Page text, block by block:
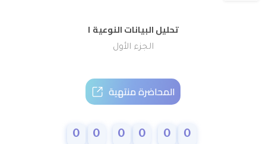
تحليل البيانات النوعية ١
الجزء الأول
المحاضرة منتهية
0
0
0
0
0
0